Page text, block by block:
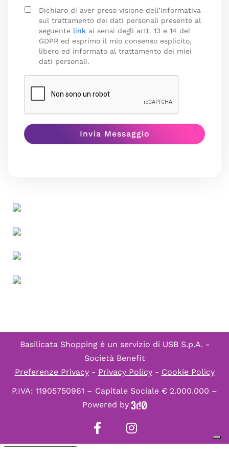
Dichiaro di aver preso visione dell’Informativa
sul trattamento dei dati personali presente al
seguente link ai sensi degli artt. 13 e 14 del
GDPR ed esprimo il mio consenso esplicito,
libero ed informato al trattamento dei miei
dati personali.
Basilicata Shopping è un servizio di USB S.p.A. -
Società Benefit
Preferenze Privacy- Privacy Policy- Cookie Policy
P.IVA: 11905750961 – Capitale Sociale € 2.000.000 –
Powered by